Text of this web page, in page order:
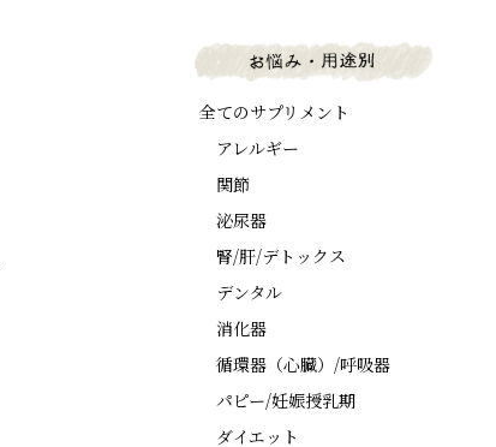
全てのサプリメント
アレルギー
関節
泌尿器
腎/肝/デトックス
デンタル
消化器
循環器（心臓）/呼吸器
パピー/妊娠授乳期
ダイエット